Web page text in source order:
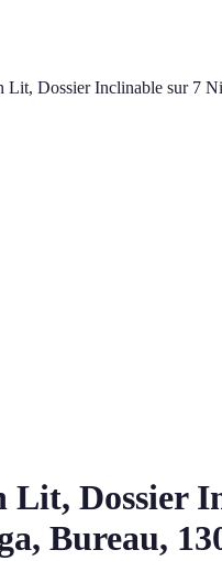
Dossier Inclinable sur 7
Dossier
Bureau,